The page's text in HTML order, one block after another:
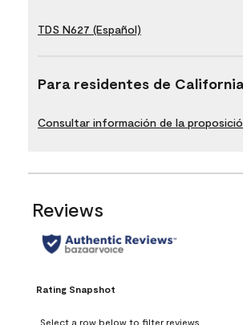
TDS N627 (Español)
Para residentes de California
Consultar información de la
Reviews
Rating Snapshot
Select a row below to filter reviews.